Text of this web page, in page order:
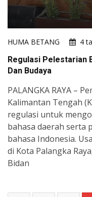
HUMA BETANG
4
Regulasi Pelestarian
Dan Budaya
PALANGKA RAYA –
Kalimantan Tengah
regulasi untuk
bahasa daerah serta
bahasa Indonesia.
di Kota Palangka
Bidan